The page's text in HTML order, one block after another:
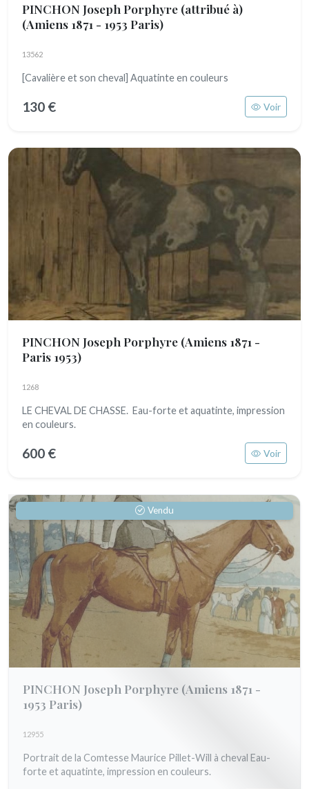
PINCHON Joseph Porphyre (attribué à)
(Amiens 1871 - 1953 Paris)
13562
[Cavalière et son cheval] Aquatinte en couleurs
130 € Voir
PINCHON Joseph Porphyre (Amiens 1871 -
Paris 1953)
1268
LE CHEVAL DE CHASSE. Eau-forte et aquatinte, impression
en couleurs.
600 € Voir
Vendu
PINCHON Joseph Porphyre (Amiens 1871 -
1953 Paris)
12955
Portrait de la Comtesse Maurice Pillet-Will à cheval Eau-
forte et aquatinte, impression en couleurs.